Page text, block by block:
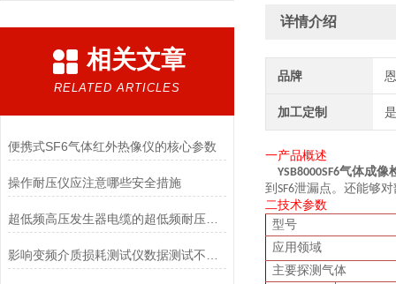
相关文章
RELATED ARTICLES
便携式SF6气体红外热像仪的核心参数
操作耐压仪应注意哪些安全措施
超低频高压发生器电缆的超低频耐压试验方法
详情介绍
品牌
加工定制
一产品概述
YSB8000SF6气体成像
到 SF6泄漏点。 还能够
二技术参数
型号
应用领域
主要探测气体